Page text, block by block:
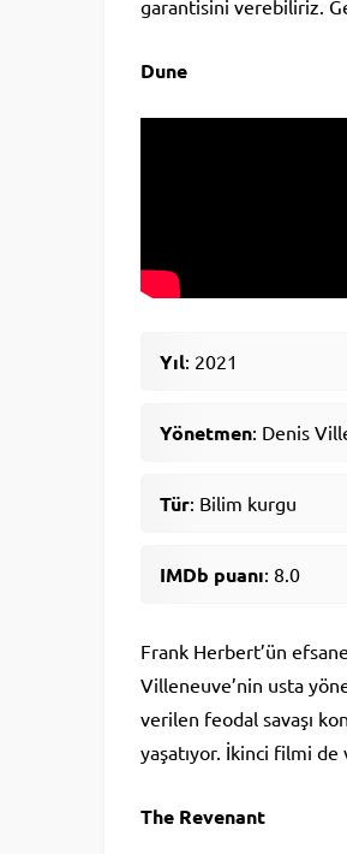
garantisini verebiliriz.
Dune
Yıl: 2021
Yönetmen: Denis
Tür: Bilim kurgu
IMDb puanı: 8.0
Frank Herbert’ün
Villeneuve’nin usta
verilen feodal savaşı
yaşatıyor. İkinci filmi de
The Revenant